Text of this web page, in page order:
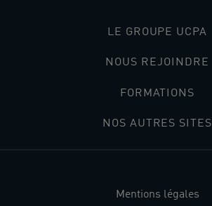
LE GROUPE UCPA
NOUS REJOINDRE
FORMATIONS
NOS AUTRES SITES
Mentions légales